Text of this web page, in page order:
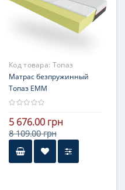
Код товара: Топаз
Матрас безпружинный
Топаз ЕММ
5 676.00 грн
8 109.00 грн